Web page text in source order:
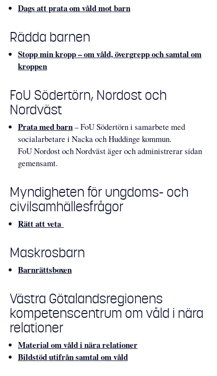
Dags att prata om våld mot barn
Rädda barnen
Stopp min kropp – om våld, övergrepp och samtal om
kroppen
FoU Södertörn, Nordost och
Nordväst
Prata med barn– FoU Södertörn i samarbete med
socialarbetare i Nacka och Huddinge kommun.
FoU Nordost och Nordväst äger och administrerar sidan
gemensamt.
Myndigheten för ungdoms- och
civilsamhällesfrågor
Rätt att veta
Maskrosbarn
Barnrättsboxen
Västra Götalandsregionens
kompetenscentrum om våld i nära
relationer
Material om våld i nära relationer
Bildstöd utifrån samtal om våld